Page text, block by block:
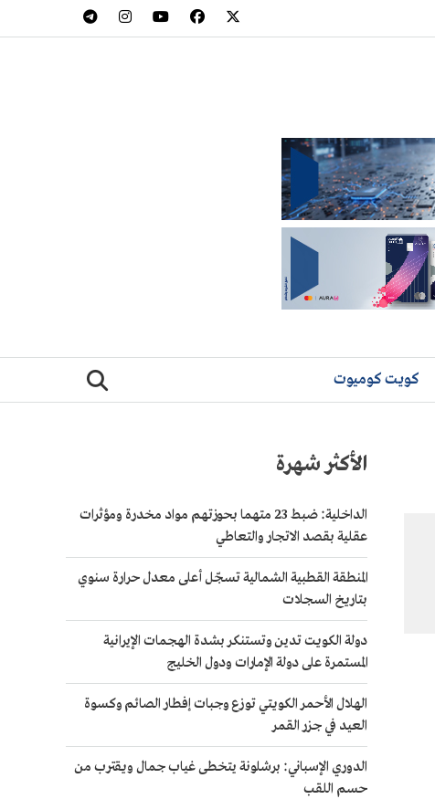
كويت كوميوت
الأكثر شهرة
الداخلية: ضبط 23 متهما بحوزتهم مواد مخدرة ومؤثرات
عقلية بقصد الاتجار والتعاطي
المنطقة القطبية الشمالية تسجّل أعلى معدل حرارة سنوي
بتاريخ السجلات
دولة الكويت تدين وتستنكر بشدة الهجمات الإيرانية
المستمرة على دولة الإمارات ودول الخليج
الهلال الأحمر الكويتي توزع وجبات إفطار الصائم وكسوة
العيد في جزر القمر
الدوري الإسباني: برشلونة يتخطى غياب جمال ويقترب من
حسم اللقب